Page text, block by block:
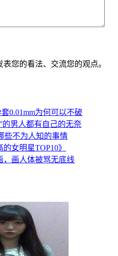
您的看法、交流您的观点。
的男人都有自己的无奈
些不为人知的事情
女明星TOP10》
，画人体被骂无底线